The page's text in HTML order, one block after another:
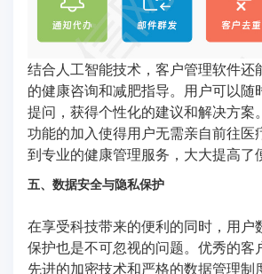
结合人工智能技术，客户管理软件还
的健康咨询和减肥指导。用户可以随
提问，获得个性化的建议和解决方案
功能的加入使得用户无需亲自前往医
到专业的健康管理服务，大大提高了
五、数据安全与隐私保护
在享受科技带来的便利的同时，用户
保护也是不可忽视的问题。优秀的客
先进的加密技术和严格的数据管理制